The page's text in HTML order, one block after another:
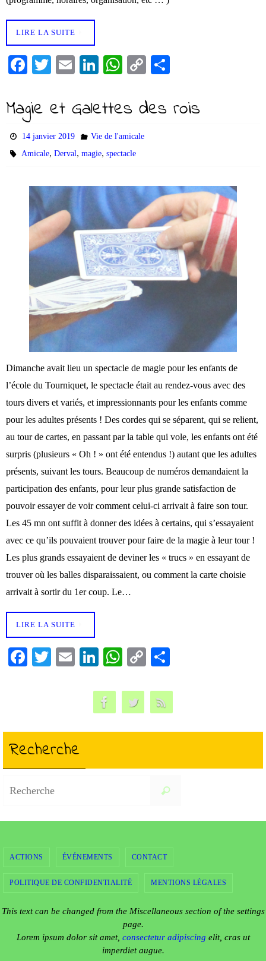
LIRE LA SUITE
Fa
bo
ok
T
tte
E
ail
Li
ed
W
ts
pp
C
y
ag
Magie et Galettes des rois
14 janvier 2019
Vie de l'amicale
Amicale,Derval,magie,spectacle
Dimanche avait lieu un spectacle de magie pour les enfants de
l’école du Tourniquet, le spectacle était au rendez-vous avec des
tours divers et variés, et impressionnants pour les enfants comme
pour les adultes présents ! Des cordes qui se séparent, qui se relient,
au tour de cartes, en passant par la table qui vole, les enfants ont été
surpris (plusieurs « Oh ! » ont été entendus !) autant que les adultes
présents, suivant les tours. Beaucoup de numéros demandaient la
participation des enfants, pour leur plus grande satisfaction de
pouvoir essayer de voir comment celui-ci arrivait à faire son tour.
Les 45 mn ont suffit à donner des idées à certains, qui s’essayaient
avec ce qu’ils pouvaient trouver pour faire de la magie à leur tour !
Les plus grands essayaient de deviner les « trucs » en essayant de
trouver où les balles disparaissaient, ou comment la carte choisie
arrivait à sortir du 1er coup. Le…
LIRE LA SUITE
Fa T
E
ail
Li
ed
In
W
ts
A
pp
C
y
Li
nk
ag
er
Recherche
Recherche
ACTIONS ÉVÉNEMENTS CONTACT
POLITIQUE DE CONFIDENTIALITÉ MENTIONS LÉGALES
This text can be changed from the Miscellaneous section of the settings
page.
Lorem ipsum dolor sit amet, consectetur adipiscing elit, cras ut
imperdiet augue.